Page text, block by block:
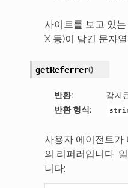
사이트를 보고 있
X 등)이 담긴 문자
getReferrer()
반환:
감지
반환 형식:
사용자 에이전트가
의 리퍼러입니다.
니다: